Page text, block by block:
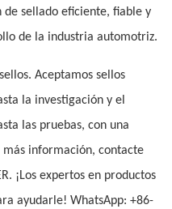
de sellado eficiente, fiable y
de la industria automotriz.
Aceptamos sellos
la investigación y el
las pruebas, con una
información, contacte
¡Los expertos en productos
ayudarle! WhatsApp: +86-